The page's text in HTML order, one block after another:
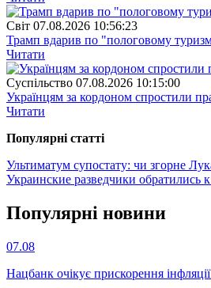
Свiт 07.08.2026 10:56:23
Трамп вдарив по "пологовому
Читати
Суспiльство 07.08.2026 10:15:00
Українцям за кордоном спростили
Читати
Популярнi статтi
Ультиматум супостату: чи згорне
Украинские разведчики обратились
Популярнi новини
07.08
Нацбанк очікує прискорення